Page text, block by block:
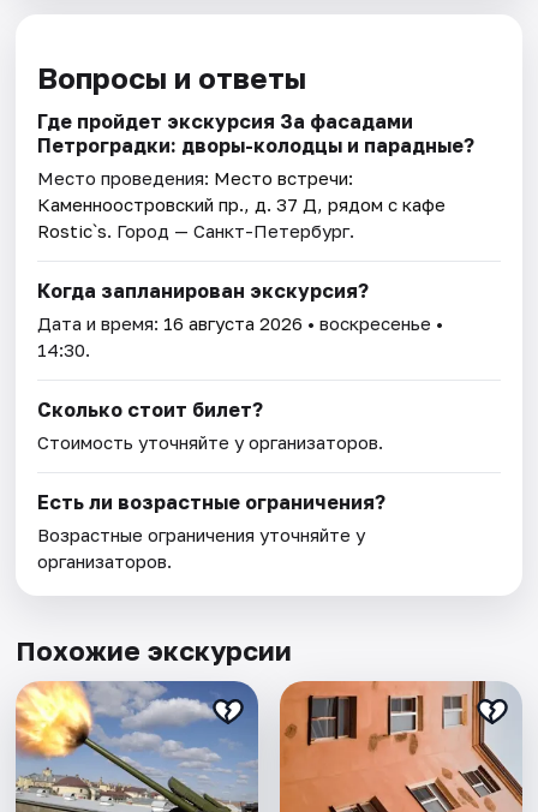
Вопросы и ответы
Где пройдет экскурсия За фасадами
Петроградки: дворы-колодцы и парадные?
Место проведения: Место встречи:
Каменноостровский пр., д. 37 Д, рядом с кафе
Rostic`s. Город — Санкт-Петербург.
Когда запланирован экскурсия?
Дата и время: 16 августа 2026 • воскресенье •
14:30.
Сколько стоит билет?
Стоимость уточняйте у организаторов.
Есть ли возрастные ограничения?
Возрастные ограничения уточняйте у
организаторов.
Похожие экскурсии